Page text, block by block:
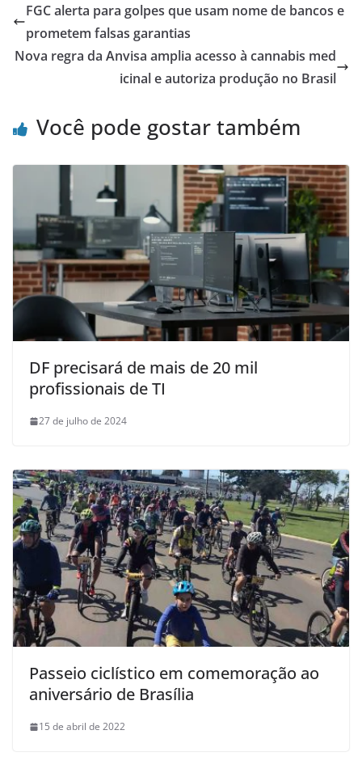
FGC alerta para golpes que usam nome de bancos e
prometem falsas garantias
Nova regra da Anvisa amplia acesso à cannabis med
icinal e autoriza produção no Brasil
Você pode gostar também
DF precisará de mais de 20 mil
profissionais de TI
27 de julho de 2024
Passeio ciclístico em comemoração ao
aniversário de Brasília
15 de abril de 2022